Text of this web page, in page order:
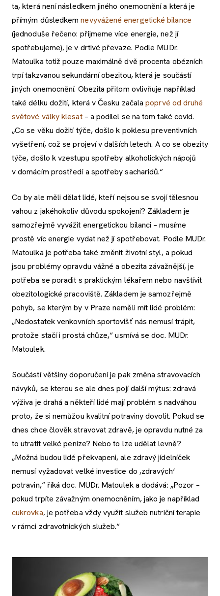
ta, která není následkem jiného onemocnění a která je
přímým důsledkemnevyvážené energetické bilance
(jednoduše řečeno: přijmeme více energie, než jí
spotřebujeme), je v drtivé převaze. Podle MUDr.
Matoulka totiž pouze maximálně dvě procenta obézních
trpí takzvanou sekundární obezitou, která je součástí
jiných onemocnění. Obezita přitom ovlivňuje například
také délku dožití, která v Česku začalapoprvé od druhé
světové války klesat– a podílel se na tom také covid.
„Co se věku dožití týče, došlo k poklesu preventivních
vyšetření, což se projeví v dalších letech. A co se obezity
týče, došlo k vzestupu spotřeby alkoholických nápojů
v domácím prostředí a spotřeby sacharidů.“
Co by ale měli dělat lidé, kteří nejsou se svojí tělesnou
vahou z jakéhokoliv důvodu spokojení? Základem je
samozřejmě vyvážit energetickou bilanci – musíme
prostě víc energie vydat než jí spotřebovat. Podle MUDr.
Matoulka je potřeba také změnit životní styl, a pokud
jsou problémy opravdu vážné a obezita závažnější, je
potřeba se poradit s praktickým lékařem nebo navštívit
obezitologické pracoviště. Základem je samozřejmě
pohyb, se kterým by v Praze neměli mít lidé problém:
„Nedostatek venkovních sportovišť nás nemusí trápit,
protože stačí i prostá chůze,“ usmívá se doc. MUDr.
Matoulek.
Součástí většiny doporučení je pak změna stravovacích
návyků, se kterou se ale dnes pojí další mýtus: zdravá
výživa je drahá a někteří lidé mají problém s nadváhou
proto, že si nemůžou kvalitní potraviny dovolit. Pokud se
dnes chce člověk stravovat zdravě, je opravdu nutné za
to utratit velké peníze? Nebo to lze udělat levně?
„Možná budou lidé překvapeni, ale zdravý jídelníček
nemusí vyžadovat velké investice do ,zdravých‘
potravin,“ říká doc. MUDr. Matoulek a dodává: „Pozor –
pokud trpíte závažným onemocněním, jako je například
cukrovka, je potřeba vždy využít služeb nutriční terapie
v rámci zdravotnických služeb.“